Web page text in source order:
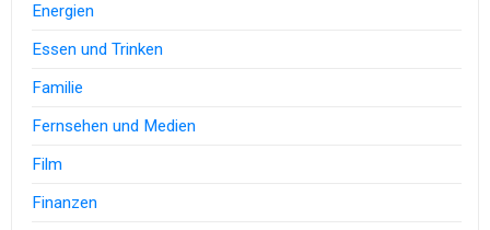
Energien
Essen und Trinken
Familie
Fernsehen und Medien
Film
Finanzen